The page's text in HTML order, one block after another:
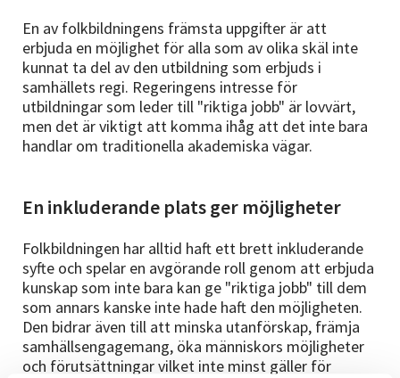
En av folkbildningens främsta uppgifter är att
erbjuda en möjlighet för alla som av olika skäl inte
kunnat ta del av den utbildning som erbjuds i
samhällets regi. Regeringens intresse för
utbildningar som leder till "riktiga jobb" är lovvärt,
men det är viktigt att komma ihåg att det inte bara
handlar om traditionella akademiska vägar.
En inkluderande plats ger möjligheter
Folkbildningen har alltid haft ett brett inkluderande
syfte och spelar en avgörande roll genom att erbjuda
kunskap som inte bara kan ge "riktiga jobb" till dem
som annars kanske inte hade haft den möjligheten.
Den bidrar även till att minska utanförskap, främja
samhällsengagemang, öka människors möjligheter
och förutsättningar vilket inte minst gäller för